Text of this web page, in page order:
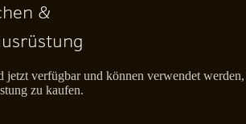
&
jetzt verfügbar und können verwendet werden,
zu kaufen.